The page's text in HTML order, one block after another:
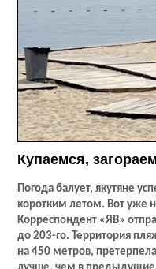
Купаемся,
Погода балует, якутяне
коротким летом. Вот уже
Корреспондент «ЯВ»
до 203-го. Территория
на 450 метров,